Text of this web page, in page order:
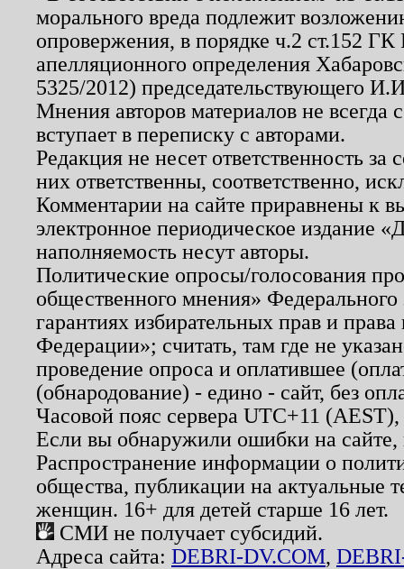
морального вреда подлежит
опровержения, в порядке ч.2 ст.152
апелляционного определения
5325/2012) председательствующего
Мнения авторов материалов не
вступает в переписку с авторами.
Редакция не несет ответственность
них ответственны, соответственно,
Комментарии на сайте приравнены к
электронное периодическое издание
наполняемость несут авторы.
Политические опросы/голосования
общественного мнения»
гарантиях избирательных прав и
Федерации»; считать, там где не
проведение опроса и оплатившее
(обнародование) - едино - сайт, без
Часовой пояс сервера UTC+11
Если вы обнаружили ошибки на
Распространение информации о
общества, публикации на актуальные
женщин. 16+ для детей старше 16 лет.
СМИ не получает субсидий.
Адреса сайта: DEBRI-DV.COM,